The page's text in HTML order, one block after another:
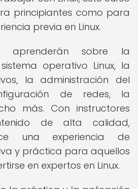
principiantes como para
previa en Linux.
aprenderán sobre la
operativo Linux, la
la administración del
de redes, la
más. Con instructores
de alta calidad,
una experiencia de
y práctica para aquellos
en expertos en Linux.